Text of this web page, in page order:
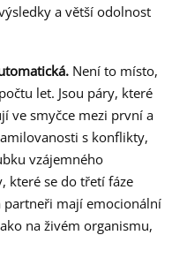
a větší odolnost
Není to místo,
let. Jsou páry, které
ve smyčce mezi první a
s konflikty,
vzájemného
které se do třetí fáze
mají emocionální
na živém organismu,